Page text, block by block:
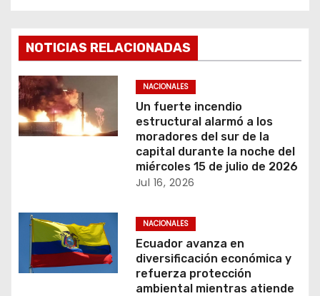
c
i
ó
n
e
n
t
NOTICIAS RELACIONADAS
NACIONALES
Un fuerte incendio
estructural alarmó a los
moradores del sur de la
capital durante la noche del
miércoles 15 de julio de 2026
Jul 16, 2026
NACIONALES
Ecuador avanza en
diversificación económica y
refuerza protección
ambiental mientras atiende